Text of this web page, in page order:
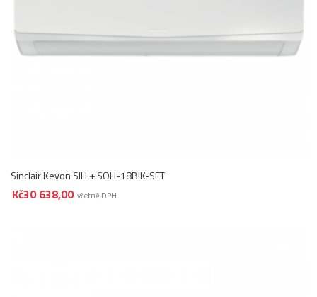
Sinclair Keyon SIH + SOH-18BIK-SET
Kč30 638,00 včetně DPH